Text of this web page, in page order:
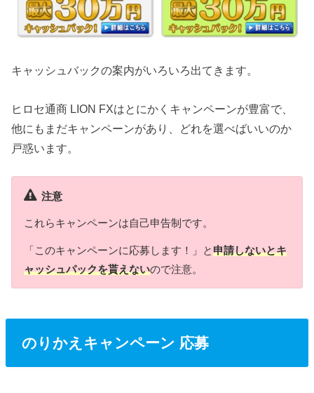
キャッシュバックの案内がいろいろ出てきます。
ヒロセ通商 LION FXはとにかくキャンペーンが豊富で、
他にもまだキャンペーンがあり、どれを選べばいいのか
戸惑います。
注意
これらキャンペーンは自己申告制です。
「このキャンペーンに応募します！」と申請しないとキ
ャッシュパックを貰えないので注意。
のりかえキャンペーン 応募